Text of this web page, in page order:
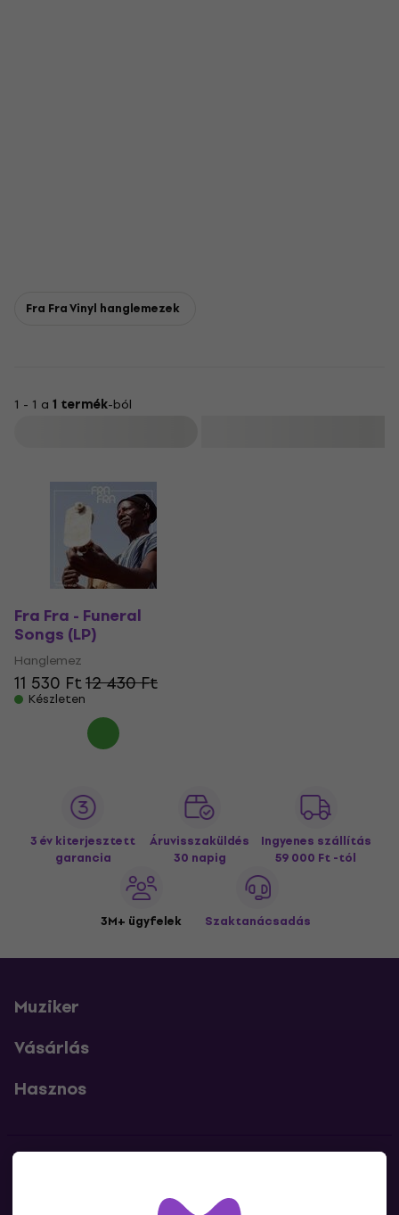
Fra Fra Vinyl hanglemezek
1 - 1 a 1 termék-ból
Fra Fra - Funeral
Songs (LP)
Hanglemez
11 530 Ft12 430 Ft
Készleten
3 év kiterjesztett
garancia
Áruvisszaküldés
30 napig
Ingyenes szállítás
59 000 Ft -tól
3M+ ügyfelek Szaktanácsadás
Muziker
Vásárlás
Hasznos